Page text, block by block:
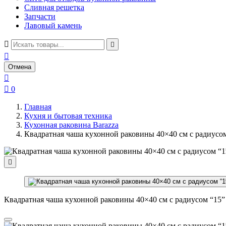
Сливная решетка
Запчасти
Лавовый камень
 

Отмена

 0
Главная
Кухня и бытовая техника
Кухонная раковина Barazza
Квадратная чаша кухонной раковины 40×40 см с

Квадратная чаша кухонной раковины 40×40 см с радиусом